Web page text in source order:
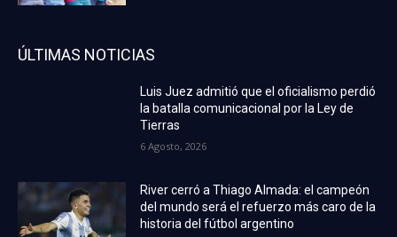
ÚLTIMAS NOTICIAS
Luis Juez admitió que el oficialismo perdió
la batalla comunicacional por la Ley de
Tierras
6 Agosto, 2026
River cerró a Thiago Almada: el campeón
del mundo será el refuerzo más caro de la
historia del fútbol argentino